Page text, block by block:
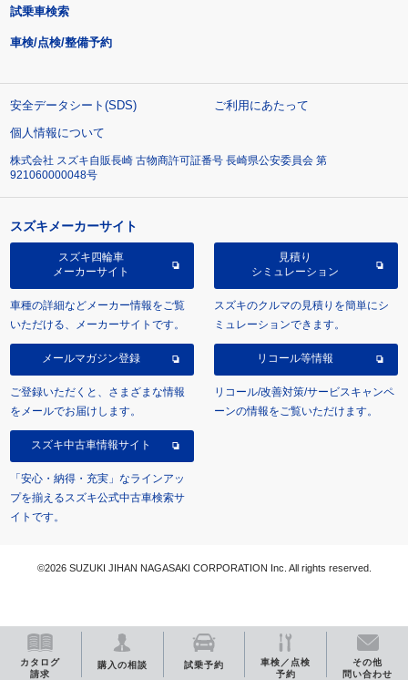
カタログ
請求
購入の相談 試乗予約
車検／点検
予約
その他
問い合わせ
試乗車検索
車検/点検/整備予約
安全データシート(SDS)
ご利用にあたって
個人情報について
株式会社 スズキ自販長崎 古物商許可証番号 長崎県公安委員会 第
921060000048号
スズキメーカーサイト
スズキ四輪車
メーカーサイト
車種の詳細などメーカー情報をご覧
いただける、メーカーサイトです。
見積り
シミュレーション
スズキのクルマの見積りを簡単にシ
ミュレーションできます。
メールマガジン登録
ご登録いただくと、さまざまな情報
をメールでお届けします。
リコール等情報
リコール/改善対策/サービスキャンペ
ーンの情報をご覧いただけます。
スズキ中古車情報サイト
「安心・納得・充実」なラインアッ
プを揃えるスズキ公式中古車検索サ
イトです。
©2026 SUZUKI JIHAN NAGASAKI CORPORATION Inc. All rights reserved.